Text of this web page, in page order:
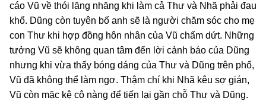
cáo Vũ về thói lăng nhăng khi làm cả Thư và Nhã phải đau
khổ. Dũng còn tuyên bố anh sẽ là người chăm sóc cho mẹ
con Thư khi hợp đồng hôn nhân của Vũ chấm dứt. Những
tưởng Vũ sẽ không quan tâm đến lời cảnh báo của Dũng
nhưng khi vừa thấy bóng dáng của Thư và Dũng trên phố,
Vũ đã không thể làm ngơ. Thậm chí khi Nhã kêu sợ gián,
Vũ còn mặc kệ cô nàng để tiến lại gần chỗ Thư và Dũng.